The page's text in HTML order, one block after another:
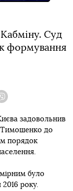
Суд
формування
Viber
задовольнив
Тимошенко до
порядок
було
2016 року.